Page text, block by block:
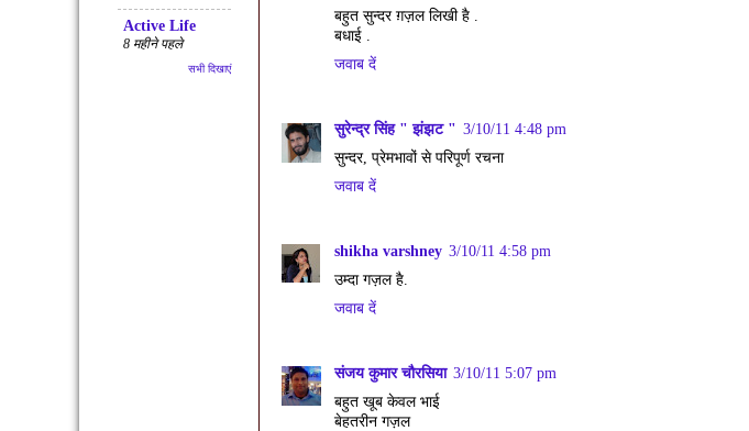
बहुत सुन्दर ग़ज़ल लिखी है .
बधाई .
जवाब दें
सुरेन्द्र सिंह " झंझट " 3/10/11 4:48 pm
सुन्दर, प्रेमभावों से परिपूर्ण रचना
जवाब दें
shikha varshney 3/10/11 4:58 pm
उम्दा गज़ल है.
जवाब दें
संजय कुमार चौरसिया 3/10/11 5:07 pm
बहुत खूब केवल भाई
बेहतरीन गज़ल
Active Life
8 महीने पहले
सभी दिखाएं